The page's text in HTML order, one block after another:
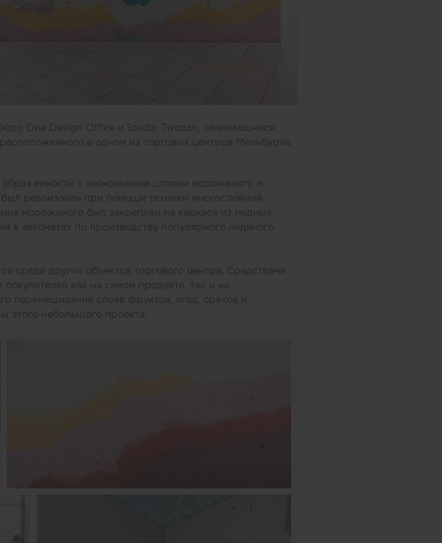
One Design Office и Studio Twocan, занимавшиеся
в одном из торговых центров Мельбурна
емкости с несколькими слоями мороженого и
реализован при помощи техники многослойной
мороженого был закреплен на каркасе из медных
в автоматах по производству популярного ледяного
среди других объектов торгового центра. Средствами
как на самом продукте, так и на
перемешивание слоев фруктов, ягод, орехов и
этого небольшого проекта.